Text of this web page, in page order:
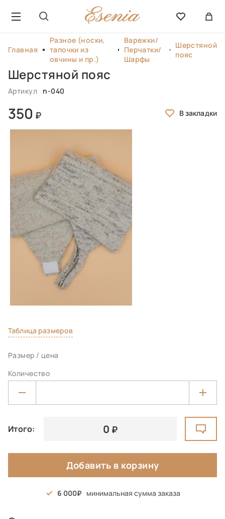
Главная
Разное (носки,
тапочки из
овчины и пр.)
Варежки/
Перчатки/
Шарфы
Шерстяной
пояс
Шерстяной пояс
Артикул n-040
350
Таблица размеров
Размер / цена
Количество
Итого: 0
Добавить в корзину
6 000 минимальная сумма заказа